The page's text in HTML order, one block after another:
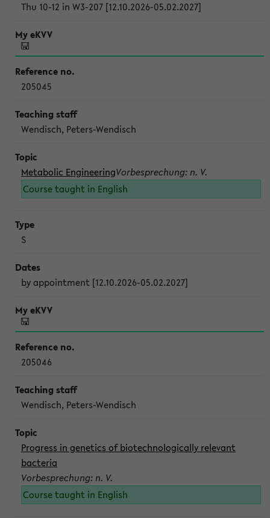
Thu 10-12 in W3-207 [12.10.2026-05.02.2027]
205045
Wendisch, Peters-Wendisch
Metabolic EngineeringVorbesprechung: n. V.
Course taught in English
S
by appointment [12.10.2026-05.02.2027]
205046
Wendisch, Peters-Wendisch
Progress in genetics of biotechnologically relevant
bacteria
Vorbesprechung: n. V.
Course taught in English